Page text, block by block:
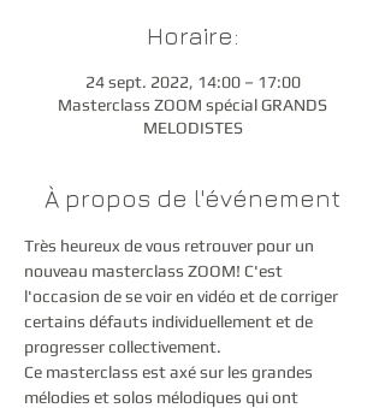
Horaire:
24 sept. 2022, 14:00 – 17:00
Masterclass ZOOM spécial GRANDS
MELODISTES
À propos de l'événement
Très heureux de vous retrouver pour un
nouveau masterclass ZOOM! C'est
l'occasion de se voir en vidéo et de corriger
certains défauts individuellement et de
progresser collectivement.
Ce masterclass est axé sur les grandes
mélodies et solos mélodiques qui ont